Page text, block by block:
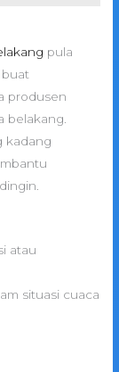
pula
produsen
belakang.
kadang
atau
situasi cuaca